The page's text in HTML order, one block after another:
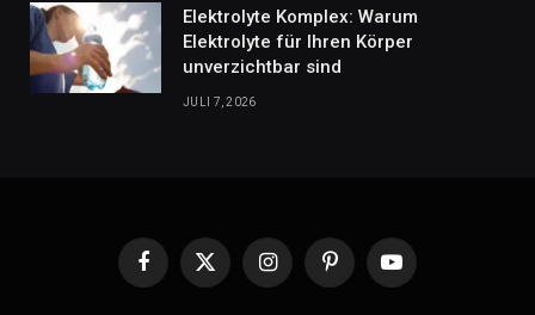
Elektrolyte Komplex: Warum
Elektrolyte für Ihren Körper
unverzichtbar sind
JULI 7, 2026
Facebook
X
InstagramPinterestYouTube